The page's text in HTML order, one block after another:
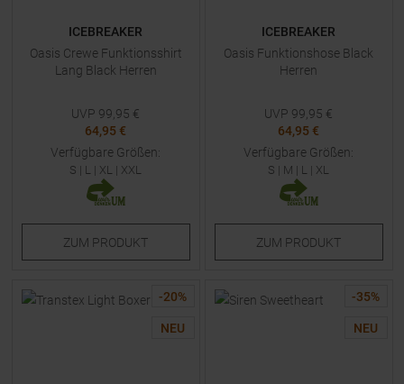
ICEBREAKER
Oasis Crewe Funktionsshirt
Lang Black Herren
UVP 99,95 €
64,95 €
Verfügbare Größen:
S | L | XL | XXL
ZUM PRODUKT
ICEBREAKER
Oasis Funktionshose Black
Herren
UVP 99,95 €
64,95 €
Verfügbare Größen:
S | M | L | XL
ZUM PRODUKT
-20%
NEU
-35%
NEU